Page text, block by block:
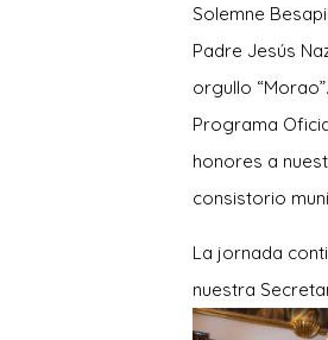
Solemne
Padre Jesús
orgullo
Programa
honores a
consistorio
La jornada
nuestra